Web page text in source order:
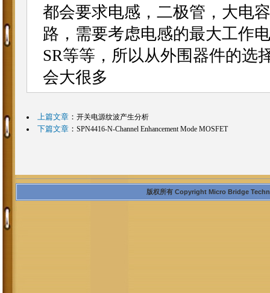
都会要求电感，二极管，大电
路，需要考虑电感的最大工作
SR等等，所以从外围器件的选
会大很多
上篇文章： 开关电源纹波产生分析
下篇文章： SPN4416-N-Channel Enhancement Mode MOSFET
版权所有 Copyright Micro Bridge